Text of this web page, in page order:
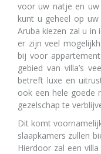
voor uw natje en
kunt u geheel op
Aruba kiezen zal u in
er zijn veel
bij voor
gebied van villa’s
betreft luxe en
ook een hele goede
gezelschap te
Dit komt
slaapkamers zullen
Hierdoor zal een